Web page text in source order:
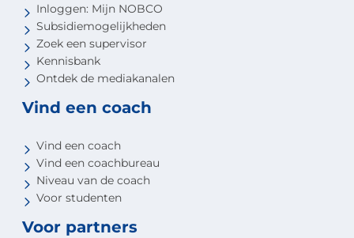
Inloggen: Mijn NOBCO
Subsidiemogelijkheden
Zoek een supervisor
Kennisbank
Ontdek de mediakanalen
Vind een coach
Vind een coach
Vind een coachbureau
Niveau van de coach
Voor studenten
Voor partners